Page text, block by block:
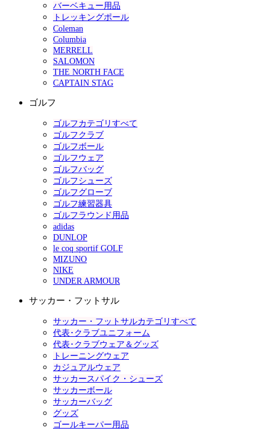
バーベキュー用品
トレッキングポール
Coleman
Columbia
MERRELL
SALOMON
THE NORTH FACE
CAPTAIN STAG
ゴルフ
ゴルフカテゴリすべて
ゴルフクラブ
ゴルフボール
ゴルフウェア
ゴルフバッグ
ゴルフシューズ
ゴルフグローブ
ゴルフ練習器具
ゴルフラウンド用品
adidas
DUNLOP
le coq sportif GOLF
MIZUNO
NIKE
UNDER ARMOUR
サッカー・フットサル
サッカー・フットサルカテゴリすべて
代表･クラブユニフォーム
代表･クラブウェア＆グッズ
トレーニングウェア
カジュアルウェア
サッカースパイク・シューズ
サッカーボール
サッカーバッグ
グッズ
ゴールキーパー用品